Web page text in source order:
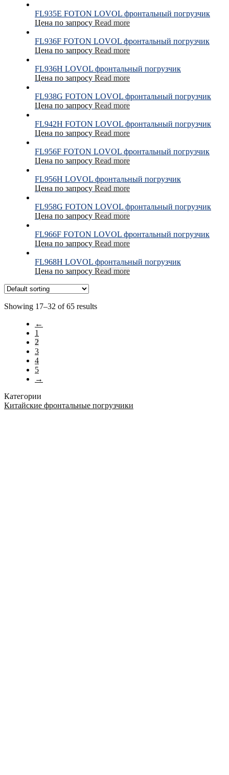
FL935E FOTON LOVOL фронтальный погрузчик
Цена по запросу Read more
FL936F FOTON LOVOL фронтальный погрузчик
Цена по запросу Read more
FL936H LOVOL фронтальный погрузчик
Цена по запросу Read more
FL938G FOTON LOVOL фронтальный погрузчик
Цена по запросу Read more
FL942H FOTON LOVOL фронтальный погрузчик
Цена по запросу Read more
FL956F FOTON LOVOL фронтальный погрузчик
Цена по запросу Read more
FL956H LOVOL фронтальный погрузчик
Цена по запросу Read more
FL958G FOTON LOVOL фронтальный погрузчик
Цена по запросу Read more
FL966F FOTON LOVOL фронтальный погрузчик
Цена по запросу Read more
FL968H LOVOL фронтальный погрузчик
Цена по запросу Read more
Showing 17–32 of 65 results
←
1
2
3
4
5
→
Категории
Китайские фронтальные погрузчики